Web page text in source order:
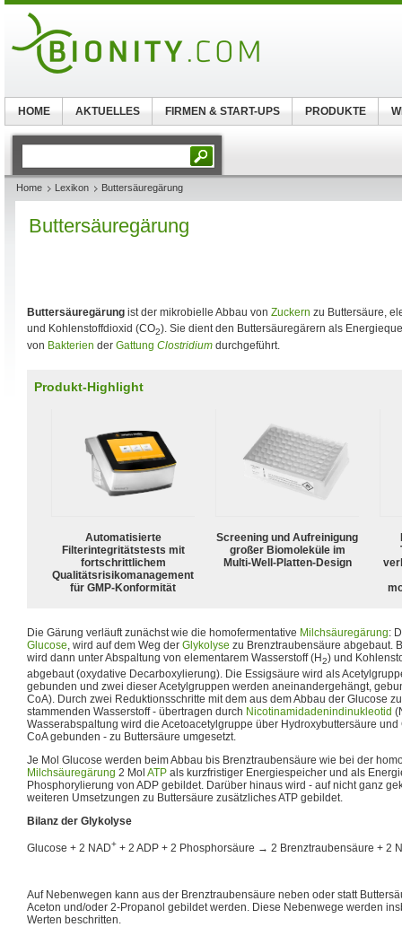
Home Lexikon Buttersäuregärung
Buttersäuregärung
Buttersäuregärung ist der mikrobielle Abbau von Zuckern zu Buttersäure,
und Kohlenstoffdioxid (CO2). Sie dient den Buttersäuregärern als
von Bakterien der Gattung Clostridium durchgeführt.
Produkt-Highlight
Automatisierte
Filterintegritätstests mit
fortschrittlichem
Qualitätsrisikomanagement
für GMP-Konformität
Screening und Aufreinigung
großer Biomoleküle im
Multi-Well-Platten-Design
Die Gärung verläuft zunächst wie die homofermentative Milchsäuregärung:
Glucose , wird auf dem Weg der Glykolyse zu Brenztraubensäure abgebaut.
wird dann unter Abspaltung von elementarem Wasserstoff (H2) und
abgebaut (oxydative Decarboxylierung). Die Essigsäure wird als
gebunden und zwei dieser Acetylgruppen werden aneinandergehängt,
CoA). Durch zwei Reduktionsschritte mit dem aus dem Abbau der Glucose
stammenden Wasserstoff - übertragen durch Nicotinamidadenindinukleotid
Wasserabspaltung wird die Acetoacetylgruppe über Hydroxybuttersäure
CoA gebunden - zu Buttersäure umgesetzt.
Je Mol Glucose werden beim Abbau bis Brenztraubensäure wie bei der
Milchsäuregärung 2 Mol ATP als kurzfristiger Energiespeicher und als
Phosphorylierung von ADP gebildet. Darüber hinaus wird - auf nicht ganz
weiteren Umsetzungen zu Buttersäure zusätzliches ATP gebildet.
Bilanz der Glykolyse
Glucose + 2 NAD+ + 2 ADP + 2 Phosphorsäure → 2 Brenztraubensäure + 2
Auf Nebenwegen kann aus der Brenztraubensäure neben oder statt
Aceton und/oder 2-Propanol gebildet werden. Diese Nebenwege werden
Werten beschritten.
HOME AKTUELLES FIRMEN & START-UPS PRODUKTE